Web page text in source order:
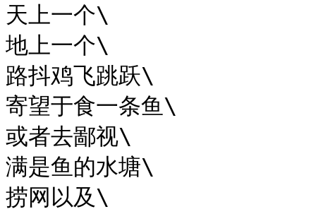
天上一个\
地上一个\
路抖鸡飞跳跃\
寄望于食一条鱼\
或者去鄙视\
满是鱼的水塘\
捞网以及\